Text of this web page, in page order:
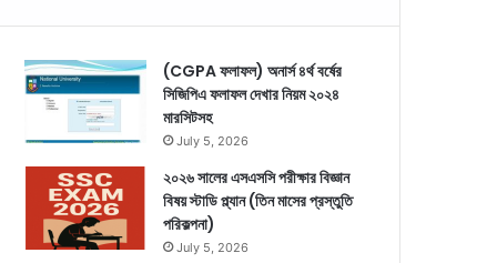
(CGPA ফলাফল) অনার্স ৪র্থ বর্ষের
সিজিপিএ ফলাফল দেখার নিয়ম ২০২৪
মারসিটসহ
July 5, 2026
২০২৬ সালের এসএসসি পরীক্ষার বিজ্ঞান
বিষয় স্টাডি প্ল্যান (তিন মাসের প্রস্তুতি
পরিকল্পনা)
July 5, 2026